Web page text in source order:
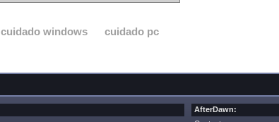
cuidado windows
cuidado pc
AfterDawn: